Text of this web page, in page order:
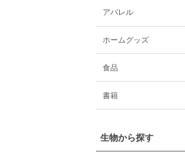
アパレル
ホームグッズ
食品
書籍
生物から探す